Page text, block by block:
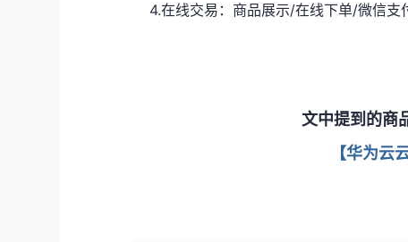
4.在线交易：商品展示/在线下单/微信支
文中提到的商
【华为云